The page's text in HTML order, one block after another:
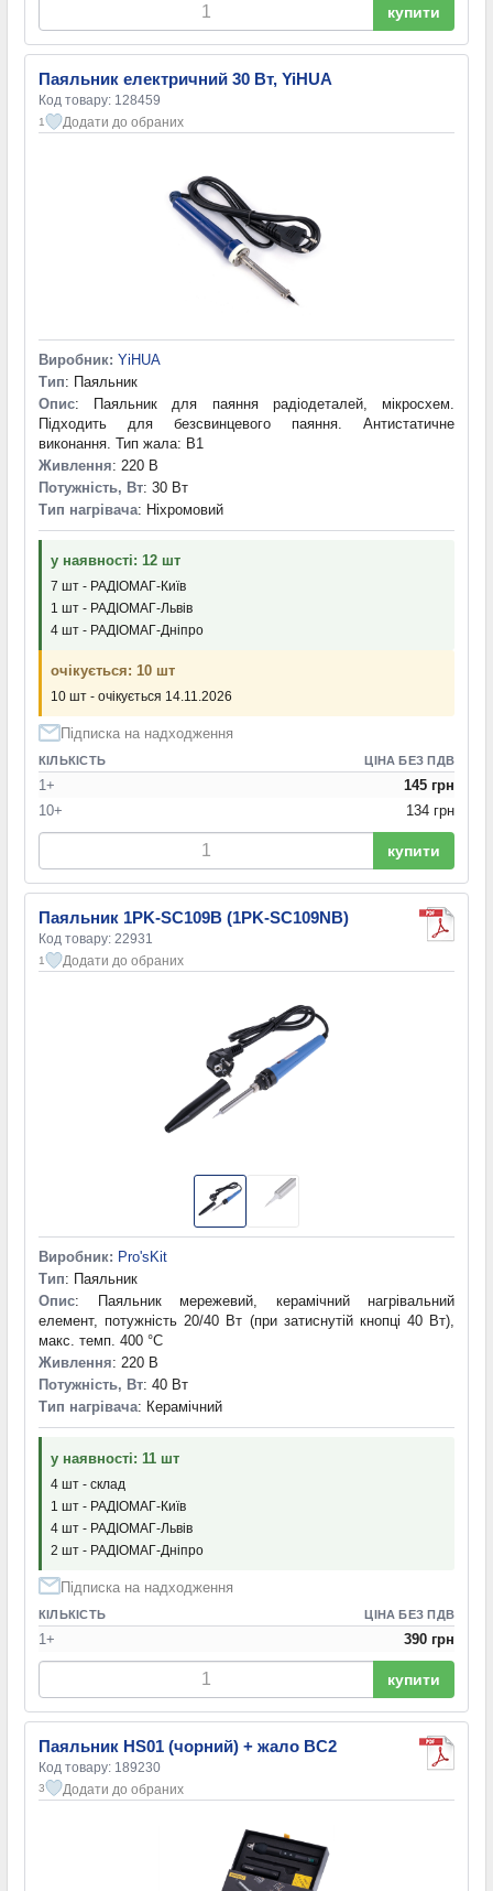
купити
Паяльник електричний 30 Вт, YiHUA
Код товару: 128459
1 Додати до обраних
Виробник: YiHUA
Тип: Паяльник
Опис: Паяльник для паяння радіодеталей, мікросхем.
Підходить для безсвинцевого паяння. Антистатичне
виконання. Тип жала: B1
Живлення: 220 В
Потужність, Вт: 30 Вт
Тип нагрівача: Ніхромовий
у наявності: 12 шт
7 шт - РАДІОМАГ-Київ
1 шт - РАДІОМАГ-Львів
4 шт - РАДІОМАГ-Дніпро
очікується: 10 шт
10 шт - очікується 14.11.2026
Підписка на надходження
КІЛЬКІСТЬ ЦІНА БЕЗ ПДВ
1+
145 грн
10+
134 грн
купити
Паяльник 1PK-SC109B (1PK-SC109NB)
Код товару: 22931
1 Додати до обраних
Виробник: Pro'sKit
Тип: Паяльник
Опис: Паяльник мережевий, керамічний нагрівальний
елемент, потужність 20/40 Вт (при затиснутій кнопці 40 Вт),
макс. темп. 400 °C
Живлення: 220 В
Потужність, Вт: 40 Вт
Тип нагрівача: Керамічний
у наявності: 11 шт
4 шт - склад
1 шт - РАДІОМАГ-Київ
4 шт - РАДІОМАГ-Львів
2 шт - РАДІОМАГ-Дніпро
Підписка на надходження
КІЛЬКІСТЬ ЦІНА БЕЗ ПДВ
1+ 390 грн
купити
Паяльник HS01 (чорний) + жало BC2
Код товару: 189230
3 Додати до обраних